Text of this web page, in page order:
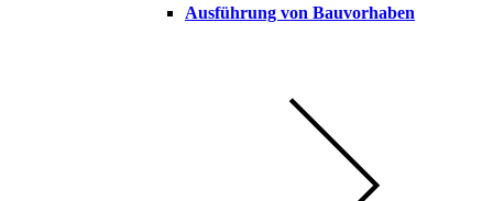
Ausführung von Bauvorhaben